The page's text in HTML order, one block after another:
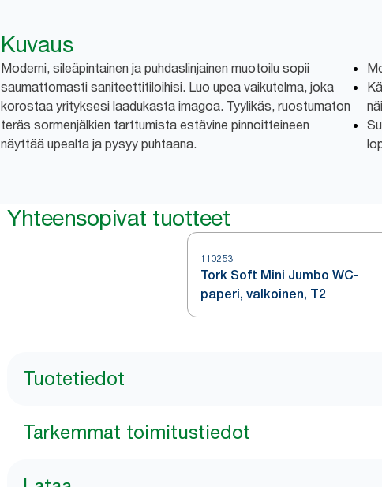
Kuvaus
Moderni, sileäpintainen ja puhdaslinjainen muotoilu sopii
saumattomasti saniteettitiloihisi. Luo upea vaikutelma, joka
korostaa yrityksesi laadukasta imagoa. Tyylikäs, ruostumaton
teräs sormenjälkien tarttumista estävine pinnoitteineen
näyttää upealta ja pysyy puhtaana.
Yhteensopivat tuotteet
110253
Tork Soft Mini Jumbo WC-
paperi, valkoinen, T2
Tuotetiedot
Tarkemmat toimitustiedot